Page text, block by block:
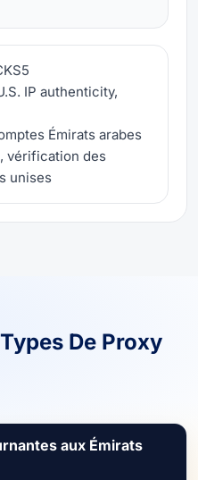
IP authenticity,
Émirats arabes
vérification des
unises
De Proxy
aux Émirats